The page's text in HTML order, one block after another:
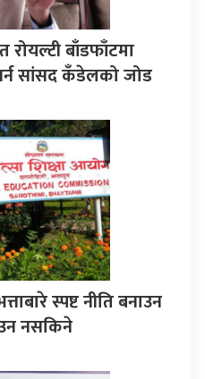
रोयल्टी बाँडफाँटमा
सांसद कँडेलको जोड
स्पष्ट नीति बनाउन
नसकिने